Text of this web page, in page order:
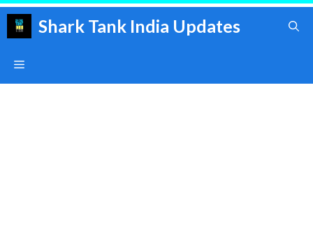
Skip
Shark Tank India Updates
Menu